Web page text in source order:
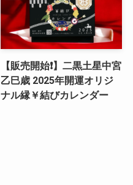
【販売開始❗️】二黒土星中宮
乙巳歳 2025年開運オリジ
ナル縁￥結びカレンダー